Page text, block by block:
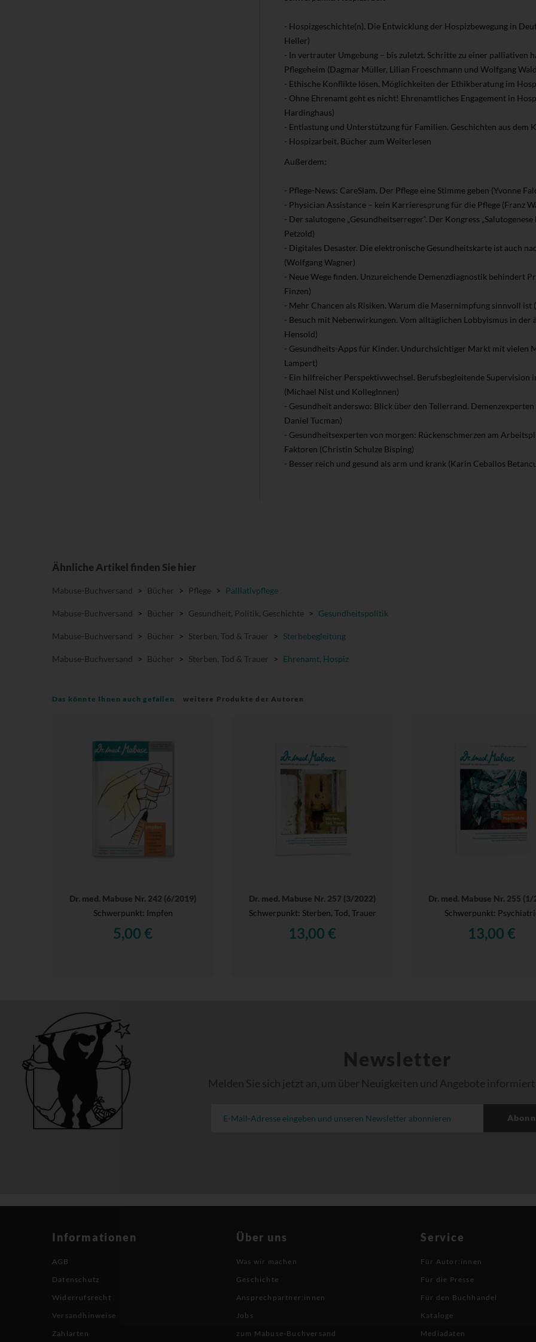
- Hospizgeschichte(n). Die Entwicklung der Hospizbewegung in
Heller)
- In vertrauter Umgebung – bis zuletzt. Schritte zu einer palliativen
Pflegeheim (Dagmar Müller, Lilian Froeschmann und Wolfgang
- Ethische Konflikte lösen. Möglichkeiten der Ethikberatung im
- Ohne Ehrenamt geht es nicht! Ehrenamtliches Engagement in
Hardinghaus)
- Entlastung und Unterstützung für Familien. Geschichten aus dem
- Hospizarbeit. Bücher zum Weiterlesen
Außerdem:
- Pflege-News: CareSlam. Der Pflege eine Stimme geben (Yvonne
- Physician Assistance – kein Karrieresprung für die Pflege (Franz
- Der salutogene „Gesundheitserreger“. Der Kongress
Petzold)
- Digitales Desaster. Die elektronische Gesundheitskarte ist auch
(Wolfgang Wagner)
- Neue Wege finden. Unzureichende Demenzdiagnostik behindert
Finzen)
- Mehr Chancen als Risiken. Warum die Masernimpfung sinnvoll ist
- Besuch mit Nebenwirkungen. Vom alltäglichen Lobbyismus in
Hensold)
- Gesundheits-Apps für Kinder. Undurchsichtiger Markt mit vielen
Lampert)
- Ein hilfreicher Perspektivwechsel. Berufsbegleitende
(Michael Nist und KollegInnen)
- Gesundheit anderswo: Blick über den Tellerrand.
Daniel Tucman)
- Gesundheitsexperten von morgen: Rückenschmerzen am
Faktoren (Christin Schulze Bisping)
- Besser reich und gesund als arm und krank (Karin Ceballos
Ähnliche Artikel finden Sie hier
Mabuse-Buchversand > Bücher > Pflege > Palliativpflege
Mabuse-Buchversand > Bücher > Gesundheit, Politik, Geschichte > Gesundheitspolitik
Mabuse-Buchversand > Bücher > Sterben, Tod & Trauer > Sterbebegleitung
Mabuse-Buchversand > Bücher > Sterben, Tod & Trauer > Ehrenamt, Hospiz
Das könnte Ihnen auch gefallen weitere Produkte der Autoren
Dr. med. Mabuse Nr. 242 (6/2019)
Schwerpunkt: Impfen
5,00 €
Dr. med. Mabuse Nr. 257 (3/2022)
Schwerpunkt: Sterben, Tod, Trauer
13,00 €
Dr. med. Mabuse Nr. 255 (1/
Schwerpunkt:
13,00 €
Newsletter
Melden Sie sich jetzt an, um über Neuigkeiten und Angebote
Informationen
AGB
Datenschutz
Widerrufsrecht
Versandhinweise
Zahlarten
Über uns
Was wir machen
Geschichte
Ansprechpartner:innen
Jobs
zum Mabuse-Buchversand
Service
Für Autor:innen
Für die Presse
Für den Buchhandel
Kataloge
Mediadaten